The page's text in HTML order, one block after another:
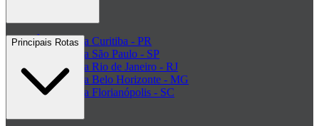
Ônibus para Curitiba - PR
Ônibus para São Paulo - SP
Ônibus para Rio de Janeiro - RJ
Ônibus para Belo Horizonte - MG
Ônibus para Florianópolis - SC
Principais Rotas